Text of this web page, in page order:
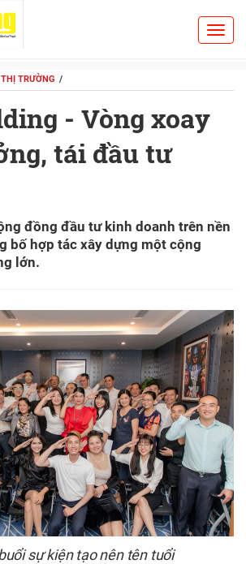
TRƯỜNG
- Vòng xoay
tái đầu tư
đồng đầu tư kinh doanh trên nền
bố hợp tác xây dựng một cộng
lớn.
sự kiện tạo nên tên tuổi